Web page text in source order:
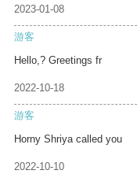
2023-01-08
游客
Hello,? Greetings fr
2022-10-18
游客
Horny Shriya called you
2022-10-10